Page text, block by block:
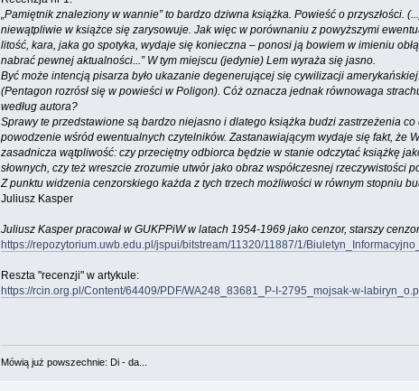
„Pamiętnik znaleziony w wannie” to bardzo dziwna książka. Powieść o
niewątpliwie w książce się zarysowuje. Jak więc w porównaniu z powyższymi
litość, kara, jaka go spotyka, wydaje się konieczna – ponosi ją bowiem w imieniu
nabrać pewnej aktualności...” W tym miejscu (jedynie) Lem wyraża się jasno.
Być może intencją pisarza było ukazanie degenerującej się cywilizacji
(Pentagon rozrósł się w powieści w Poligon). Cóż oznacza jednak równowaga
według autora?
Sprawy te przedstawione są bardzo niejasno i dlatego książka budzi zastrzeżenia
powodzenie wśród ewentualnych czytelników. Zastanawiającym wydaje się fakt, że
zasadnicza wątpliwość: czy przeciętny odbiorca będzie w stanie odczytać książkę
słownych, czy też wreszcie zrozumie utwór jako obraz współczesnej
Z punktu widzenia cenzorskiego każda z tych trzech możliwości w równym stopniu
Juliusz Kasper
Juliusz Kasper pracował w GUKPPiW w latach 1954-1969 jako cenzor, starszy
https://repozytorium.uwb.edu.pl/jspui/bitstream/11320/11887/1/
Reszta "recenzji" w artykule:
https://rcin.org.pl/Content/64409/PDF/WA248_83681_P-I-2795_mojsak-w-
Mówią już powszechnie: Di - da...